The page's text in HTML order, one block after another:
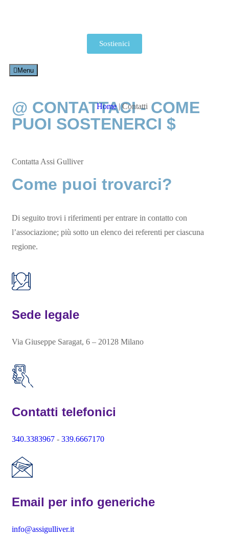
Sostienici
Menu
@ CONTATTACI - COME
PUOI SOSTENERCI $
Home|Contatti
Contatta Assi Gulliver
Come puoi trovarci?
Di seguito trovi i riferimenti per entrare in contatto con
l’associazione; più sotto un elenco dei referenti per ciascuna
regione.
Sede legale
Via Giuseppe Saragat, 6 – 20128 Milano
Contatti telefonici
340.3383967 - 339.6667170
Email per info generiche
info@assigulliver.it